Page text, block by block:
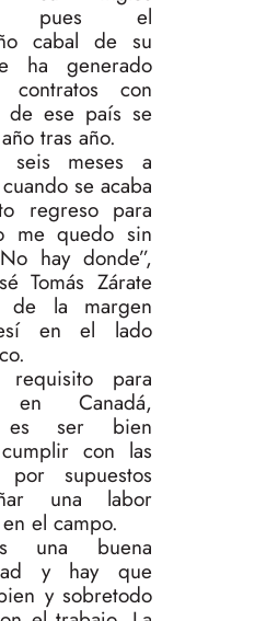
pues el
cabal de su
ha generado
con
de ese país se
tras año.
seis meses a
se acaba
regreso para
me quedo sin
hay donde”,
Tomás Zárate
de la margen
en el lado
para
en Canadá,
es ser bien
con las
supuestos
una labor
el campo.
una buena
y hay que
y sobretodo